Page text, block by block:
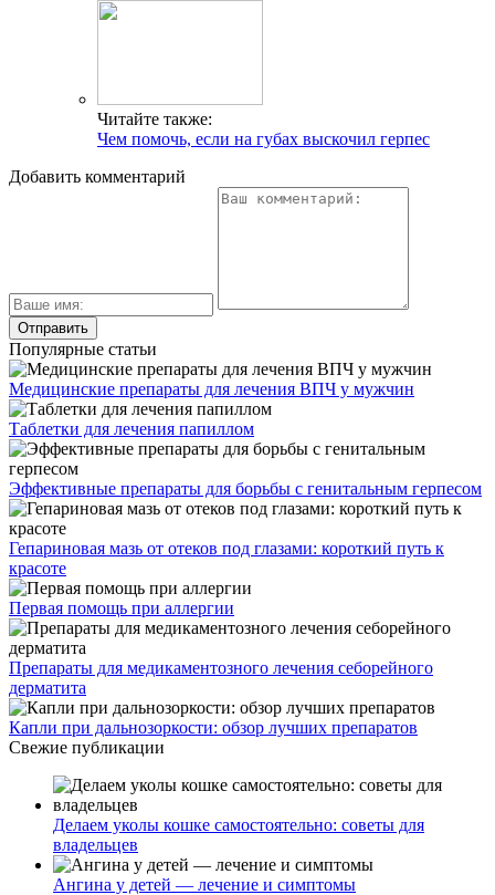
Читайте также:
Чем помочь, если на губах выскочил герпес
Добавить комментарий
Популярные статьи
Медицинские препараты для лечения ВПЧ у мужчин
Таблетки для лечения папиллом
Эффективные препараты для борьбы с генитальным герпесом
Гепариновая мазь от отеков под глазами: короткий путь к
красоте
Первая помощь при аллергии
Препараты для медикаментозного лечения себорейного
дерматита
Капли при дальнозоркости: обзор лучших препаратов
Свежие публикации
Делаем уколы кошке самостоятельно: советы для
владельцев
Ангина у детей — лечение и симптомы